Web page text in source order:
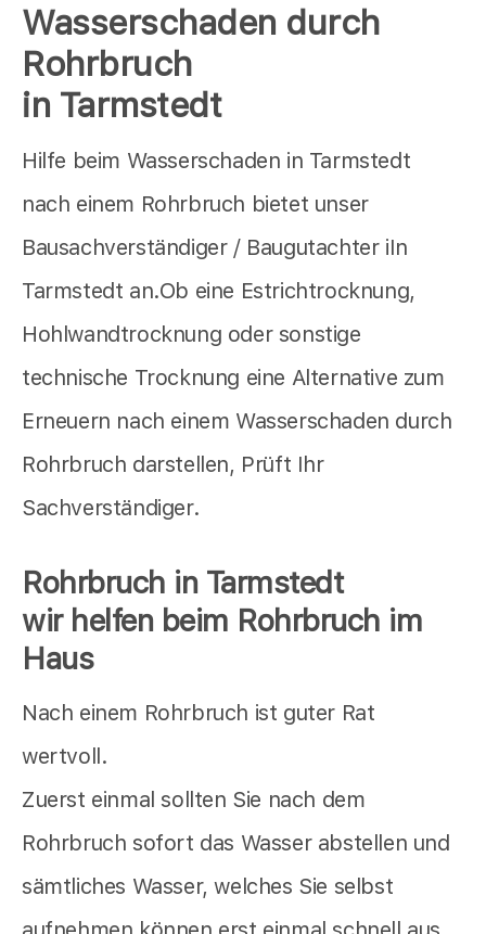
Wasserschaden durch
Rohrbruch
in Tarmstedt
Hilfe beim Wasserschaden in Tarmstedt
nach einem Rohrbruch bietet unser
Bausachverständiger / Baugutachter iIn
Tarmstedt an.Ob eine Estrichtrocknung,
Hohlwandtrocknung oder sonstige
technische Trocknung eine Alternative zum
Erneuern nach einem Wasserschaden durch
Rohrbruch darstellen, Prüft Ihr
Sachverständiger.
Rohrbruch in Tarmstedt
wir helfen beim Rohrbruch im
Haus
Nach einem Rohrbruch ist guter Rat
wertvoll.
Zuerst einmal sollten Sie nach dem
Rohrbruch sofort das Wasser abstellen und
sämtliches Wasser, welches Sie selbst